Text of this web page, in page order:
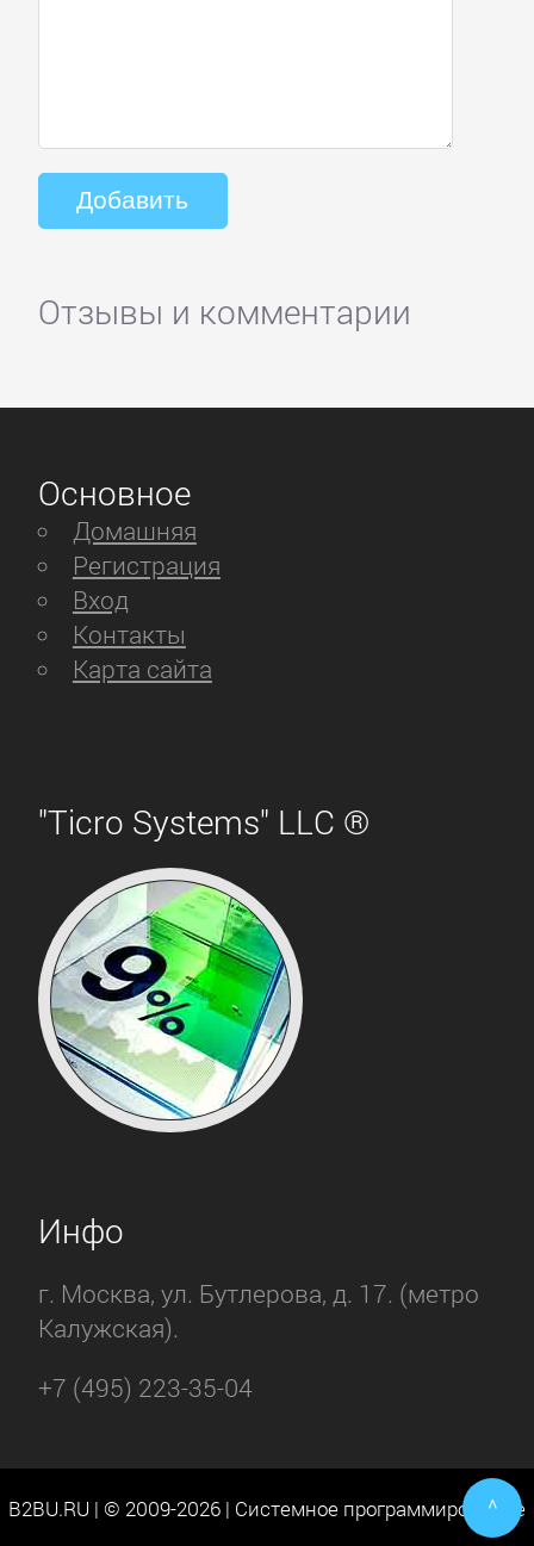
Отзывы и комментарии
Основное
Домашняя
Регистрация
Вход
Контакты
Карта сайта
"Ticro Systems" LLC ®
Инфо
г. Москва, ул. Бутлерова, д. 17. (метро
Калужская).
+7 (495) 223-35-04
B2BU.RU | © 2009-2026 | Системное программирование
^